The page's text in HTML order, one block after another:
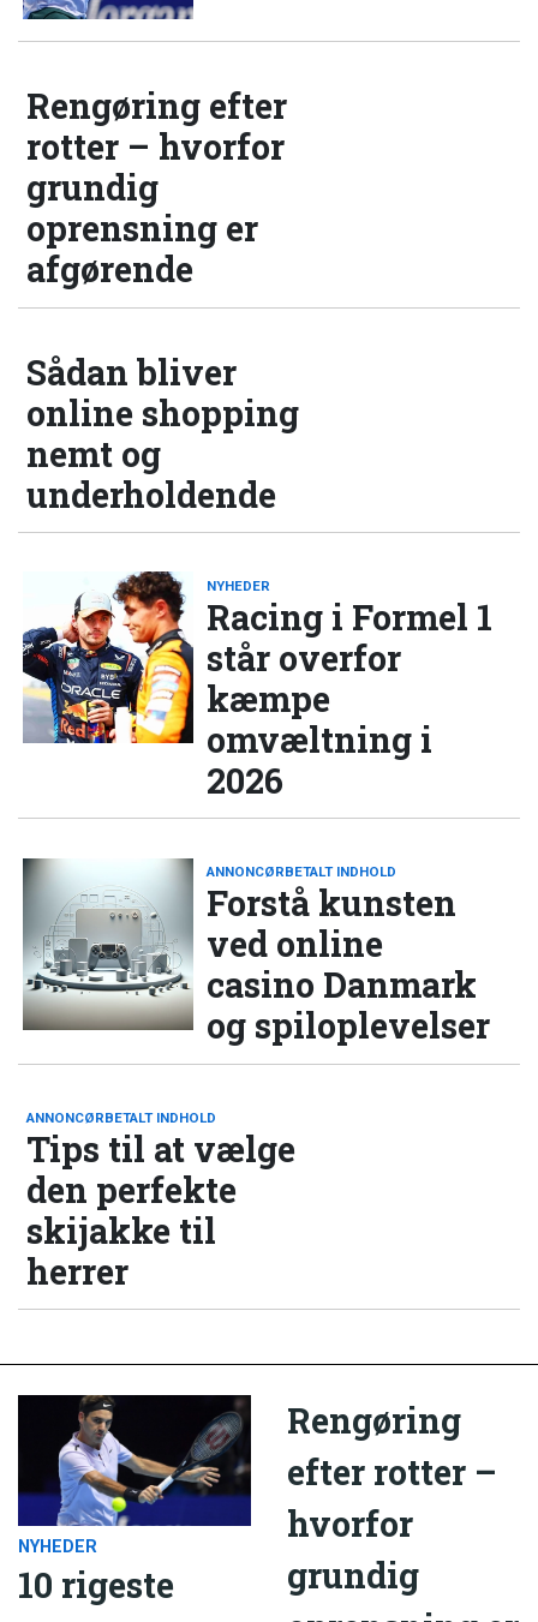
Rengøring efter
rotter – hvorfor
grundig
oprensning er
afgørende
Sådan bliver
online shopping
nemt og
underholdende
NYHEDER
Racing i Formel 1
står overfor
kæmpe
omvæltning i
2026
ANNONCØRBETALT INDHOLD
Forstå kunsten
ved online
casino Danmark
og spiloplevelser
ANNONCØRBETALT INDHOLD
Tips til at vælge
den perfekte
skijakke til
herrer
NYHEDER
10 rigeste
Rengøring
efter rotter –
hvorfor
grundig